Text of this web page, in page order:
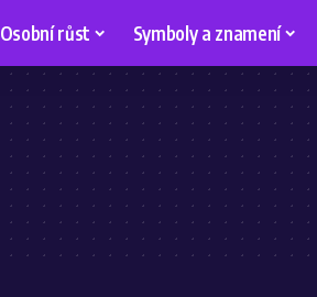
Osobní růst Symboly a znamení